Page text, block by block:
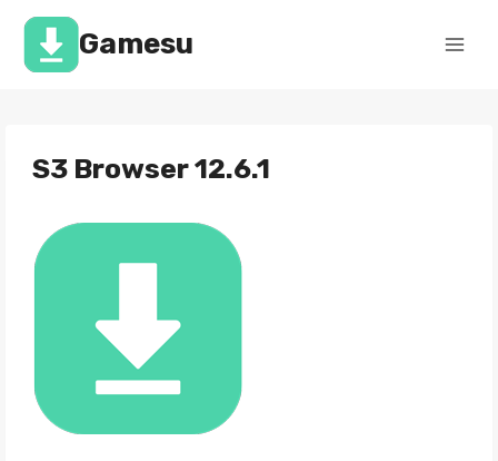
Перейти
содержимомуGamesu
S3 Browser 12.6.1